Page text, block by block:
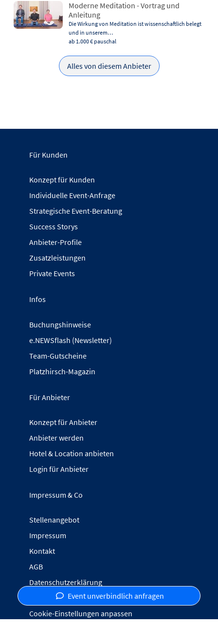
Event unverbindlich anfragen
Moderne Meditation - Vortrag und
Anleitung
Die Wirkung von Meditation ist wissenschaftlich belegt
und in unserem…
ab 1.000 € pauschal
Alles von diesem Anbieter
Für Kunden
Konzept für Kunden
Individuelle Event-Anfrage
Strategische Event-Beratung
Success Storys
Anbieter-Profile
Zusatzleistungen
Private Events
Infos
Buchungshinweise
e.NEWSflash (Newsletter)
Team-Gutscheine
Platzhirsch-Magazin
Für Anbieter
Konzept für Anbieter
Anbieter werden
Hotel & Location anbieten
Login für Anbieter
Impressum & Co
Stellenangebot
Impressum
Kontakt
AGB
Datenschutzerklärung
Inhalte melden
Cookie-Einstellungen anpassen